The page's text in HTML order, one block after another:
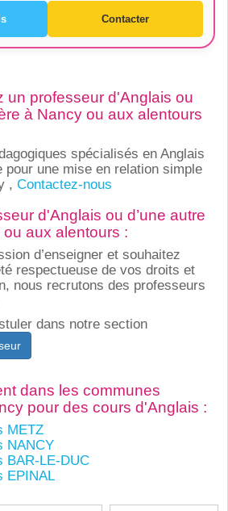
Contacter
un professeur d'Anglais ou
à Nancy ou aux alentours
spécialisés en Anglais
pour une mise en relation simple
, Contactez-nous
d'Anglais ou d’une autre
aux alentours :
d’enseigner et souhaitez
respectueuse de vos droits et
nous recrutons des professeurs
dans notre section
dans les communes
pour des cours d'Anglais :
METZ
NANCY
BAR-LE-DUC
EPINAL